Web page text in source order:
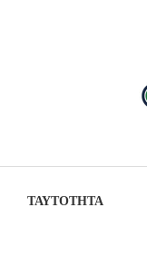
ΤΑΥΤΟΤΗΤΑ